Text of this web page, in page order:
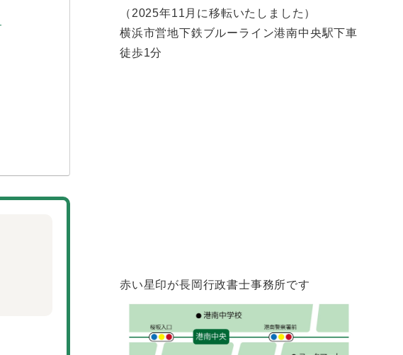
（2025年11月に移転いたしました）
横浜市営地下鉄ブルーライン港南中央駅下車
徒歩1分
赤い星印が長岡行政書士事務所です